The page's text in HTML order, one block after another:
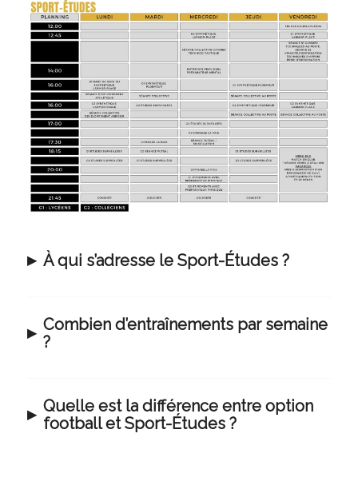
À qui s’adresse le Sport-Études ?
Combien d’entraînements par semaine
?
Quelle est la différence entre option
football et Sport-Études ?